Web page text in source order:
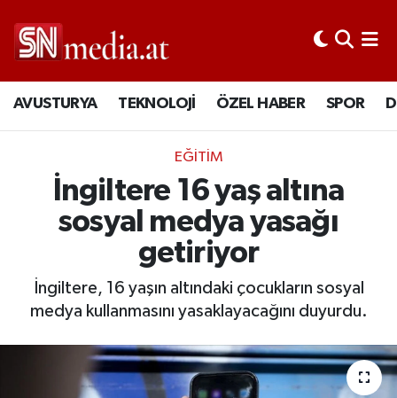
AVUSTURYA TEKNOLOJİ ÖZEL HABER SPOR
EĞİTİM
İngiltere 16 yaş altına
sosyal medya yasağı
getiriyor
İngiltere, 16 yaşın altındaki çocukların sosyal
medya kullanmasını yasaklayacağını duyurdu.